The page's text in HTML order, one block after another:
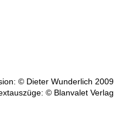
© Dieter Wunderlich 2009
© Blanvalet Verlag